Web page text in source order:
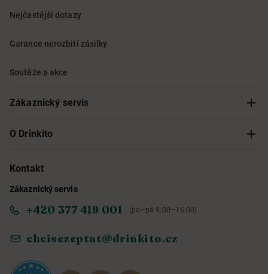
Nejčastější dotazy
Garance nerozbití zásilky
Soutěže a akce
Zákaznický servis
Sledování objednávky
Obchodní podmínky
Ochrana osobních údajů
Reklamace a vrácení
O Drinkito
O nás
Informace o přístupnosti služby
Kontakt
Zákaznický servis
+420 377 419 001 (po–pá 9:00–16:00)
chcisezeptat@drinkito.cz